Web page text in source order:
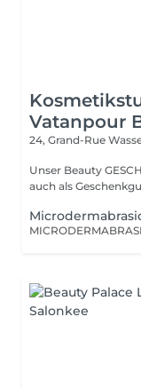
Vatanpour
24, Grand-Rue
Unser Beauty
auch als